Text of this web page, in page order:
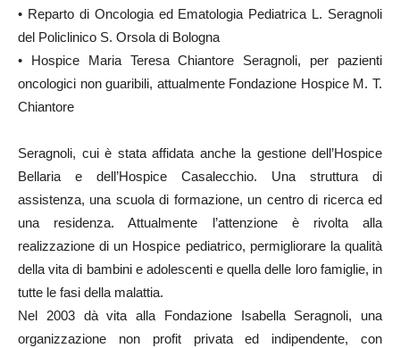
• Reparto di Oncologia ed Ematologia Pediatrica L. Seragnoli
del Policlinico S. Orsola di Bologna
• Hospice Maria Teresa Chiantore Seragnoli, per pazienti
oncologici non guaribili, attualmente Fondazione Hospice M. T.
Chiantore
Seragnoli, cui è stata affidata anche la gestione dell’Hospice
Bellaria e dell’Hospice Casalecchio. Una struttura di
assistenza, una scuola di formazione, un centro di ricerca ed
una residenza. Attualmente l’attenzione è rivolta alla
realizzazione di un Hospice pediatrico, permigliorare la qualità
della vita di bambini e adolescenti e quella delle loro famiglie, in
tutte le fasi della malattia.
Nel 2003 dà vita alla Fondazione Isabella Seragnoli, una
organizzazione non profit privata ed indipendente, con